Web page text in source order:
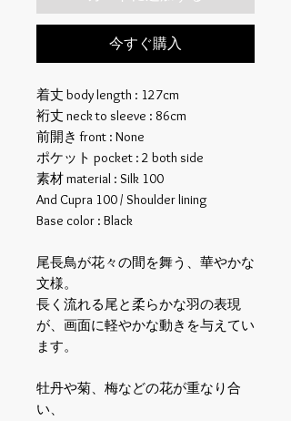
今すぐ購入
着丈 body length : 127cm
裄丈 neck to sleeve : 86cm
前開き front : None
ポケット pocket : 2 both side
素材 material : Silk 100
And Cupra 100 / Shoulder lining
Base color : Black
尾長鳥が花々の間を舞う、華やかな
文様。
長く流れる尾と柔らかな羽の表現
が、画面に軽やかな動きを与えてい
ます。
牡丹や菊、梅などの花が重なり合
い、